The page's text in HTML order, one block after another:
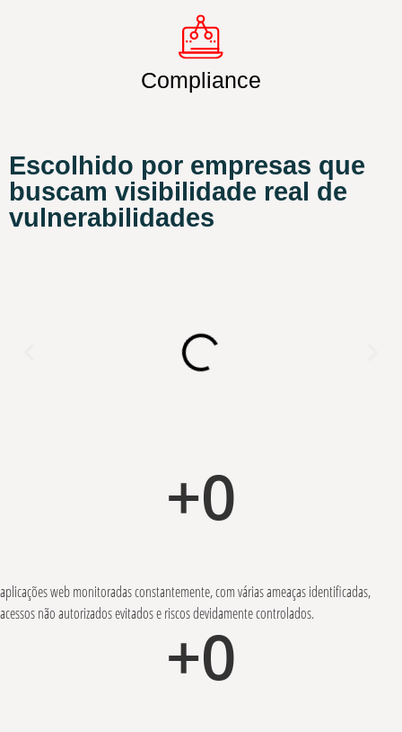
Compliance
Escolhido por empresas que
buscam visibilidade real de
vulnerabilidades
+0
aplicações web monitoradas constantemente, com várias ameaças identificadas,
acessos não autorizados evitados e riscos devidamente controlados.
+0